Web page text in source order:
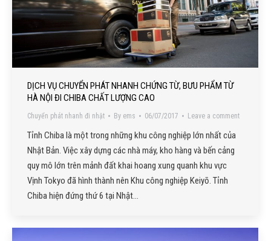
DỊCH VỤ CHUYỂN PHÁT NHANH CHỨNG TỪ, BƯU PHẨM TỪ
HÀ NỘI ĐI CHIBA CHẤT LƯỢNG CAO
Chuyển phát nhanh đi nhật By ems 06/07/2017 Leave a comment
Tỉnh Chiba là một trong những khu công nghiệp lớn nhất của
Nhật Bản. Việc xây dựng các nhà máy, kho hàng và bến cảng
quy mô lớn trên mảnh đất khai hoang xung quanh khu vực
Vịnh Tokyo đã hình thành nên Khu công nghiệp Keiyō. Tỉnh
Chiba hiện đứng thứ 6 tại Nhật…